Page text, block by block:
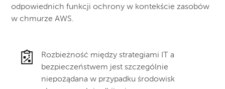
odpowiednich funkcji ochrony w kontekście zasobów
w chmurze AWS.
Rozbieżność między strategiami IT a
bezpieczeństwem jest szczególnie
niepożądana w przypadku środowisk